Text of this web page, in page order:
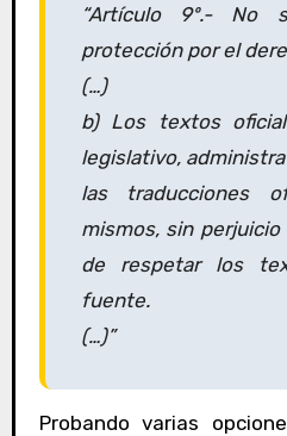
“Artículo 9º.- No
protección por el
(…)
b) Los textos
legislativo,
las traducciones
mismos, sin
de respetar los
fuente.
(…)”
Probando varias